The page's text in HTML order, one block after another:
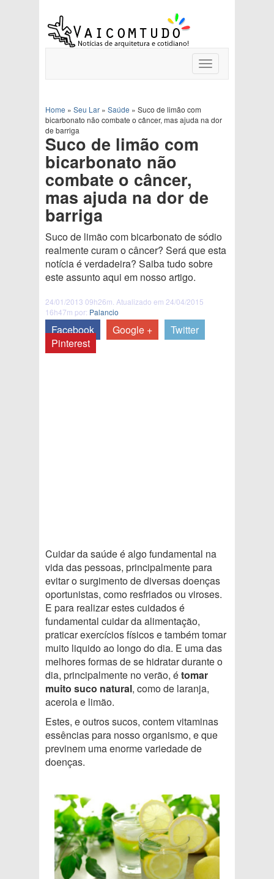
Toggle
navigation
Home » Seu Lar » Saúde » Suco de limão com
bicarbonato não combate o câncer, mas ajuda na dor
de barriga
Suco de limão com
bicarbonato não
combate o câncer,
mas ajuda na dor de
barriga
Suco de limão com bicarbonato de sódio
realmente curam o câncer? Será que esta
notícia é verdadeira? Saiba tudo sobre
este assunto aqui em nosso artigo.
24/01/2013 09h26m. Atualizado em 24/04/2015
16h47m por: Palancio
Facebook Google +
Twitter
Pinterest
Cuidar da saúde é algo fundamental na
vida das pessoas, principalmente para
evitar o surgimento de diversas doenças
oportunistas, como resfriados ou viroses.
E para realizar estes cuidados é
fundamental cuidar da alimentação,
praticar exercícios físicos e também tomar
muito liquido ao longo do dia. E uma das
melhores formas de se hidratar durante o
dia, principalmente no verão, étomar
muito suco natural, como de laranja,
acerola e limão.
Estes, e outros sucos, contem vitaminas
essências para nosso organismo, e que
previnem uma enorme variedade de
doenças.